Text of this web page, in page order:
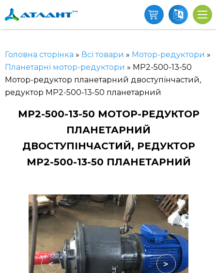
Головна сторінка » Всі товари » Мотор-редуктори »
Планетарні мотор-редуктори » МР2-500-13-50
Мотор-редуктор планетарний двоступінчастий,
редуктор МР2-500-13-50 планетарний
МР2-500-13-50 МОТОР-РЕДУКТОР
ПЛАНЕТАРНИЙ
ДВОСТУПІНЧАСТИЙ, РЕДУКТОР
МР2-500-13-50 ПЛАНЕТАРНИЙ
< >